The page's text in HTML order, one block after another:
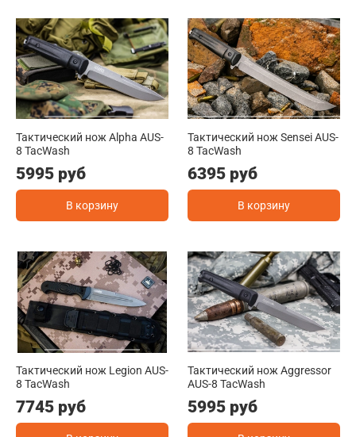
Тактический нож Alpha AUS-
8 TacWash
5995 руб
В корзину
Тактический нож Sensei AUS-
8 TacWash
6395 руб
В корзину
Тактический нож Legion AUS-
8 TacWash
7745 руб
Тактический нож Aggressor
AUS-8 TacWash
5995 руб